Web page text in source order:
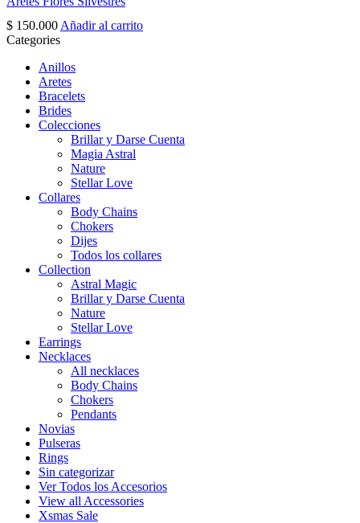
$ 150.000 Añadir al carrito
Categories
Anillos
Aretes
Bracelets
Brides
Colecciones
Brillar y Darse Cuenta
Magia Astral
Nature
Stellar Love
Collares
Body Chains
Chokers
Dijes
Todos los collares
Collection
Astral Magic
Brillar y Darse Cuenta
Nature
Stellar Love
Earrings
Necklaces
All necklaces
Body Chains
Chokers
Pendants
Novias
Pulseras
Rings
Sin categorizar
Ver Todos los Accesorios
View all Accessories
Xsmas Sale